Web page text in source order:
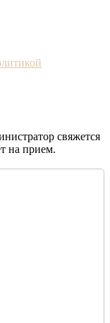
свяжется
на прием.